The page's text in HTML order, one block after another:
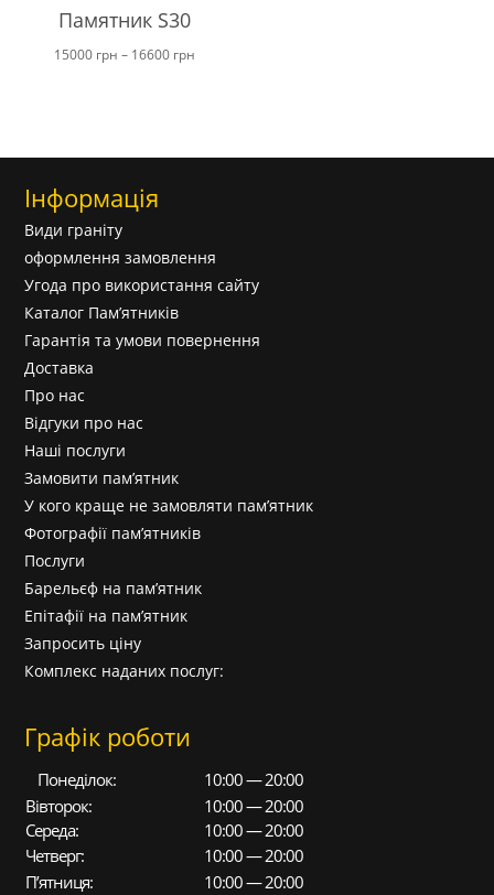
Памятник S30
15000 грн – 16600 грн
Інформація
Види граніту
оформлення замовлення
Угода про використання сайту
Каталог Пам’ятників
Гарантія та умови повернення
Доставка
Про нас
Відгуки про нас
Наші послуги
Замовити пам’ятник
У кого краще не замовляти пам’ятник
Фотографії пам’ятників
Послуги
Барельєф на пам’ятник
Епітафії на пам’ятник
Запросить ціну
Комплекс наданих послуг:
Графік роботи
Понеділок:
10:00 — 20:00
Вівторок:
10:00 — 20:00
Середа:
10:00 — 20:00
Четверг:
10:00 — 20:00
П’ятниця:
10:00 — 20:00